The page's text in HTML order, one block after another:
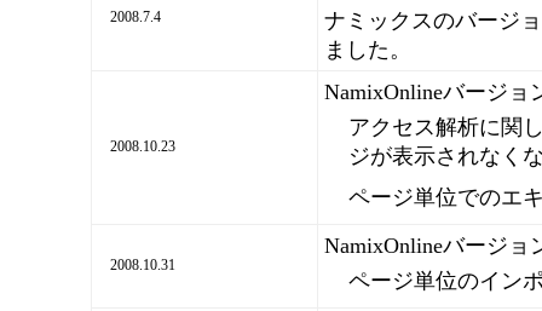
2008.7.4
ナミックスのバージ
ました。
2008.10.23
NamixOnlineバージョ
アクセス解析に関
ジが表示されなく
ページ単位でのエ
2008.10.31
NamixOnlineバージョ
ページ単位のイン